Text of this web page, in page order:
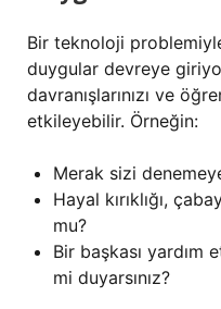
Bir teknoloji
duygular devreye
davranışlarınızı ve
etkileyebilir. Örneğin:
Merak sizi
Hayal kırıklığı,
mu?
Bir başkası yardım
mi duyarsınız?